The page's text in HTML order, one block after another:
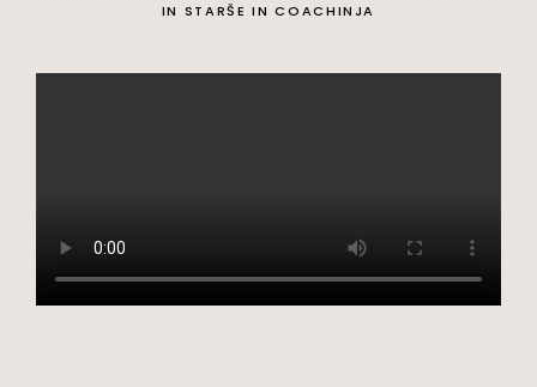
IN STARŠE IN COACHINJA